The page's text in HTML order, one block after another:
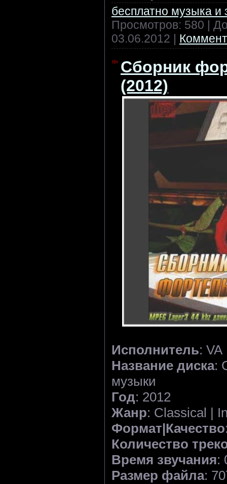
бесплатно музыка и
Просмотров: 580 |
03.06.2012
Сборник
(2012)
Исполнитель: VA
Название диска:
музыки
Год: 2012
Жанр: Classical |
Формат|Качество
Количество
Время звучания:
Размер файла: